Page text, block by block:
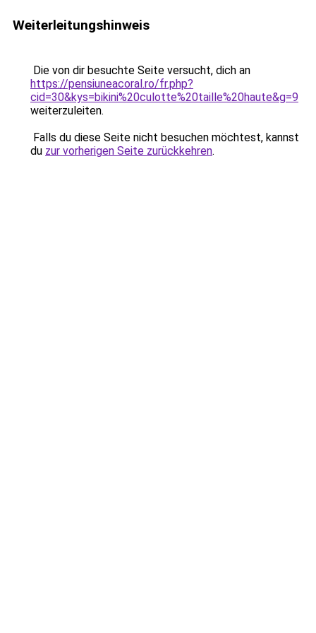
Weiterleitungshinweis
Die von dir besuchte Seite versucht, dich an
https://pensiuneacoral.ro/fr.php?
cid=30&kys=bikini%20culotte%20taille%20haute&g=9
weiterzuleiten.
Falls du diese Seite nicht besuchen möchtest, kannst
du zur vorherigen Seite zurückkehren.